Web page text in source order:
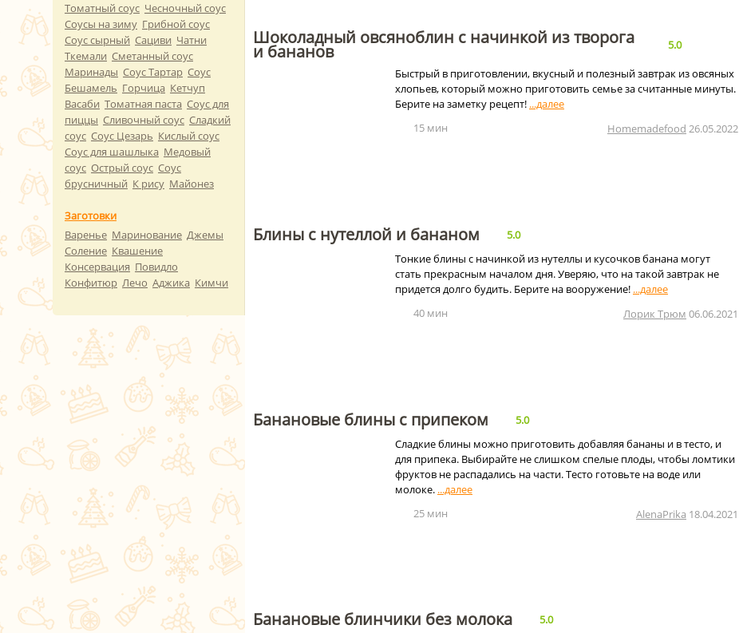
Шоколадный овсяноблин с начинкой из творога
и бананов
5.0
Быстрый в приготовлении, вкусный и полезный завтрак из овсяных
хлопьев, который можно приготовить семье за считанные минуты.
Берите на заметку рецепт!
15 мин
Homemadefood 26.05.2022
Блины с нутеллой и бананом
5.0
Тонкие блины с начинкой из нутеллы и кусочков банана могут
стать прекрасным началом дня. Уверяю, что на такой завтрак не
придется долго будить. Берите на вооружение!
40 мин
Лорик Трюм 06.06.2021
Банановые блины с припеком
5.0
Сладкие блины можно приготовить добавляя бананы и в тесто, и
для припека. Выбирайте не слишком спелые плоды, чтобы ломтики
фруктов не распадались на части. Тесто готовьте на воде или
молоке.
25 мин
AlenaPrika 18.04.2021
Банановые блинчики без молока
5.0
Томатный соус Чесночный соус
Соусы на зиму Грибной соус
Соус сырный Сациви Чатни
Ткемали Сметанный соус
Маринады Соус Тартар Соус
Бешамель Горчица Кетчуп
Васаби Томатная паста Соус для
пиццы Сливочный соус Сладкий
соус Соус Цезарь Кислый соус
Соус для шашлыка Медовый
соус Острый соус Соус
брусничный К рису Майонез
Заготовки
Варенье Маринование Джемы
Соление Квашение
Консервация Повидло
Конфитюр Лечо Аджика Кимчи